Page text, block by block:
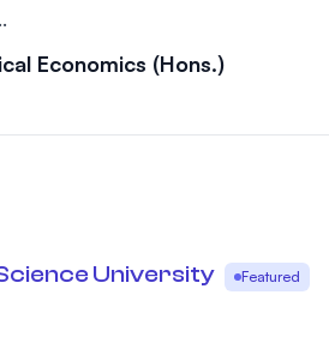
Economics (Hons.)
University
Featured